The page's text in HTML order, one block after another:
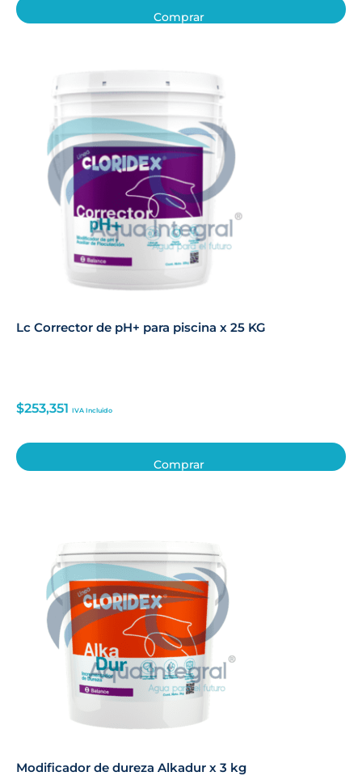
Comprar
Lc Corrector de pH+ para piscina x 25 KG
$253,351 IVA Incluido
Comprar
Modificador de dureza Alkadur x 3 kg